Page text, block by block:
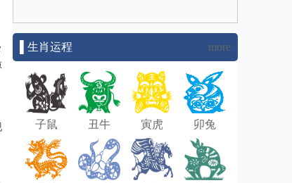
▌生肖运程 more
子鼠 丑牛 寅虎 卯兔